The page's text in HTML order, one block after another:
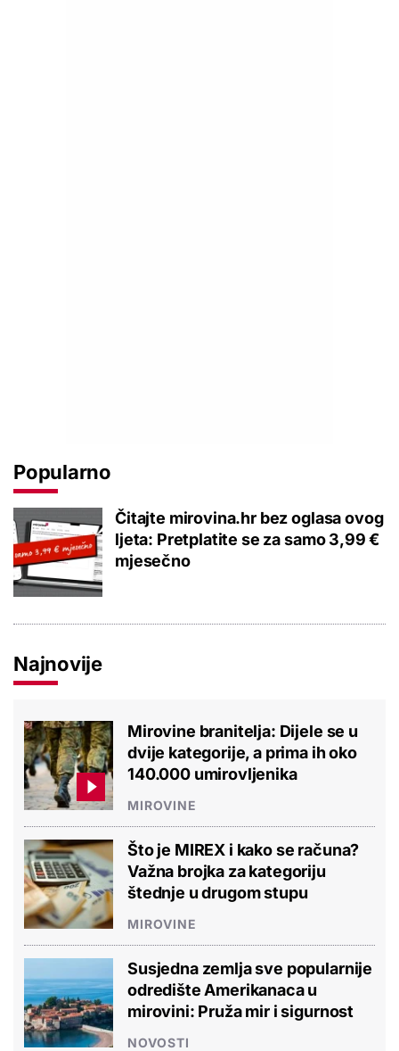
Popularno
Čitajte mirovina.hr bez oglasa ovog
ljeta: Pretplatite se za samo 3,99 €
mjesečno
Najnovije
Mirovine branitelja: Dijele se u
dvije kategorije, a prima ih oko
140.000 umirovljenika
MIROVINE
Što je MIREX i kako se računa?
Važna brojka za kategoriju
štednje u drugom stupu
MIROVINE
Susjedna zemlja sve popularnije
odredište Amerikanaca u
mirovini: Pruža mir i sigurnost
NOVOSTI